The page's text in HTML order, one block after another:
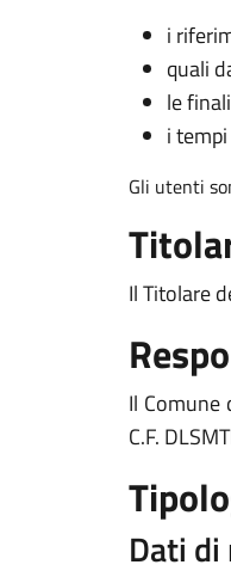
i
quali
le
i
Gli utenti
Il Titolare
Il Comune
C.F.
Dati